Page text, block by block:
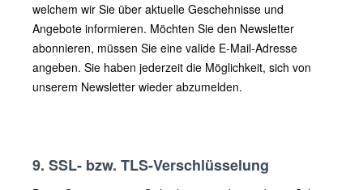
welchem wir Sie über aktuelle Geschehnisse und
Angebote informieren. Möchten Sie den Newsletter
abonnieren, müssen Sie eine valide E-Mail-Adresse
angeben. Sie haben jederzeit die Möglichkeit, sich von
unserem Newsletter wieder abzumelden.
9. SSL- bzw. TLS-Verschlüsselung